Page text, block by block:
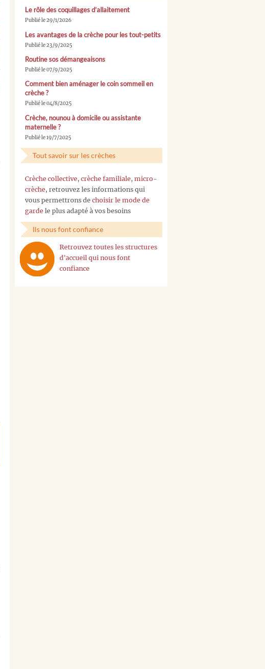
Le rôle des coquillages d’allaitement
Publié le 29/1/2026
Les avantages de la crèche pour les tout-petits
Publié le 23/9/2025
Routine sos démangeaisons
Publié le 07/9/2025
Comment bien aménager le coin sommeil en
crèche ?
Publié le 04/8/2025
Crèche, nounou à domicile ou assistante
maternelle ?
Publié le 19/7/2025
Tout savoir sur les crèches
Crèche collective, crèche familiale, micro-
crèche, retrouvez les informations qui
vous permettrons de choisir le mode de
garde le plus adapté à vos besoins
Ils nous font confiance
Retrouvez toutes les structures
d'accueil qui nous font
confiance